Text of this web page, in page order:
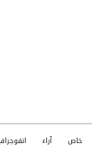
خاص آراء